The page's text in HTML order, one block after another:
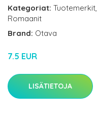
Kategoriat: Tuotemerkit,
Romaanit
Brand: Otava
7.5 EUR
LISÄTIETOJA